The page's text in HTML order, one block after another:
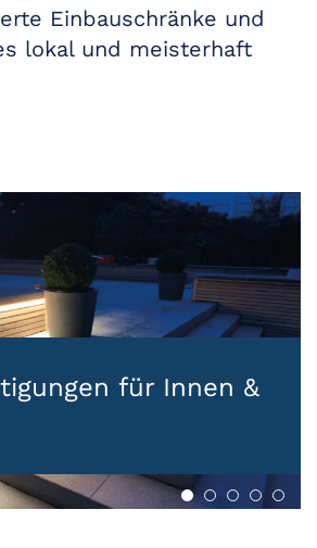
Einbauschränke und
lokal und meisterhaft
für Innen &
Beste